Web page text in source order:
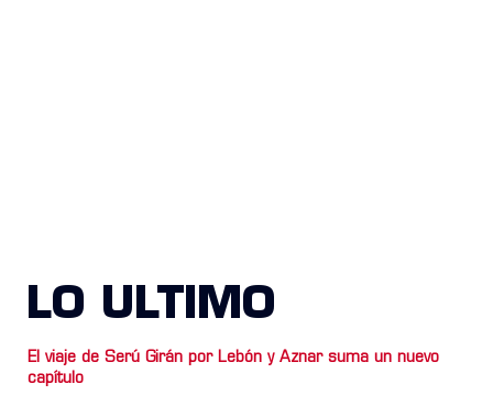
LO ULTIMO
El viaje de Serú Girán por Lebón y Aznar suma un nuevo
capítulo